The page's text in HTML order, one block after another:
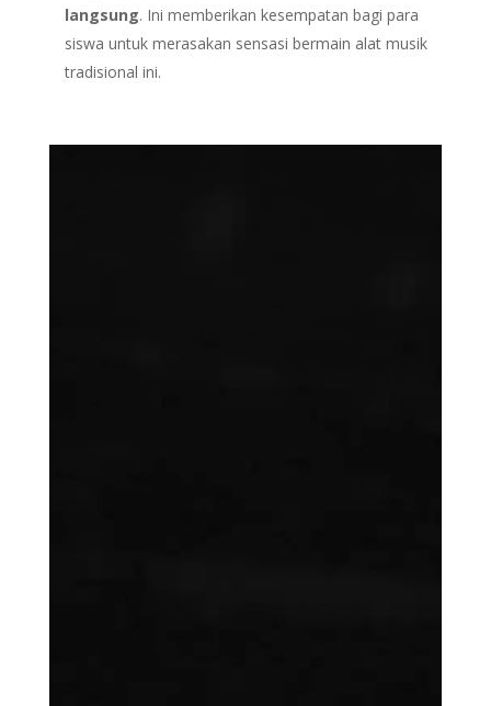
langsung. Ini memberikan kesempatan bagi para
siswa untuk merasakan sensasi bermain alat musik
tradisional ini.